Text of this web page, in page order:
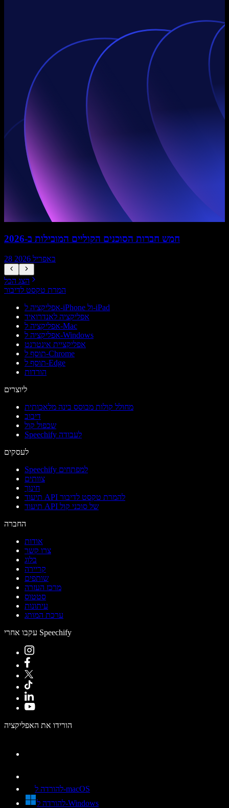
חמש חברות הסוכנים הקוליים המובילות ב-2026
28 באפריל 2026
הצג הכל
המרת טקסט לדיבור
אפליקציה ל-iPhone ול-iPad
אפליקציה לאנדרואיד
אפליקציה ל-Mac
אפליקציה ל-Windows
אפליקציית אינטרנט
תוסף ל-Chrome
תוסף ל-Edge
הורדות
ליוצרים
מחולל קולות מבוסס בינה מלאכותית
דיבוב
שכפול קול
Speechify לעבודה
לעסקים
Speechify למפתחים
צוותים
חינוך
תיעוד API להמרת טקסט לדיבור
תיעוד API של סוכני קול
החברה
אודות
צרו קשר
בלוג
קריירה
שותפים
מרכז העזרה
סטטוס
עיתונות
ערכת המותג
עקבו אחרי Speechify
הורידו את האפליקציה
להורדה ל-macOS
להורדה ל-Windows